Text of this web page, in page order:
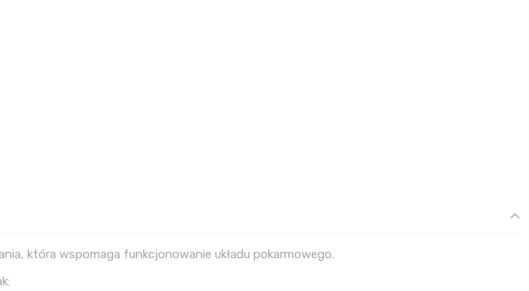
która wspomaga funkcjonowanie układu pokarmowego.